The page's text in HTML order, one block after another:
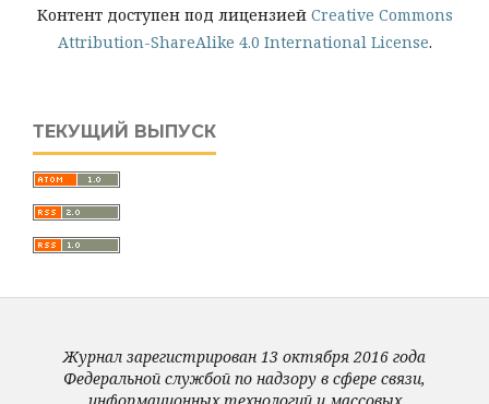
Контент доступен под лицензией Creative Commons
Attribution-ShareAlike 4.0 International License.
ТЕКУЩИЙ ВЫПУСК
Журнал зарегистрирован 13 октября 2016 года
Федеральной службой по надзору в сфере связи,